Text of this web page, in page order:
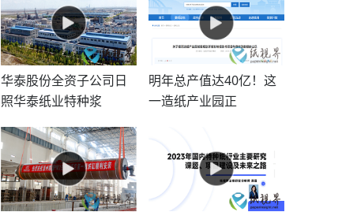
华泰股份全资子公司日
照华泰纸业特种浆
明年总产值达40亿！这
一造纸产业园正